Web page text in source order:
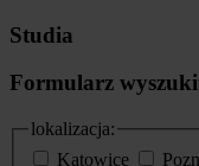
Studia
Formularz
lokalizacja:
Katowice